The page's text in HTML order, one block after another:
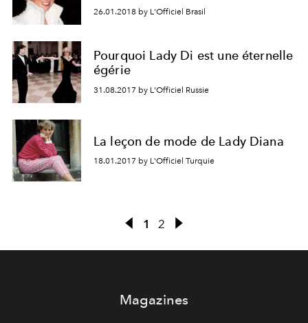
26.01.2018 by L'Officiel Brasil
Pourquoi Lady Di est une éternelle
égérie
31.08.2017 by L'Officiel Russie
La leçon de mode de Lady Diana
18.01.2017 by L'Officiel Turquie
1 2
Magazines